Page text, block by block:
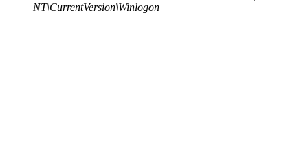
NT\CurrentVersion\Winlogon